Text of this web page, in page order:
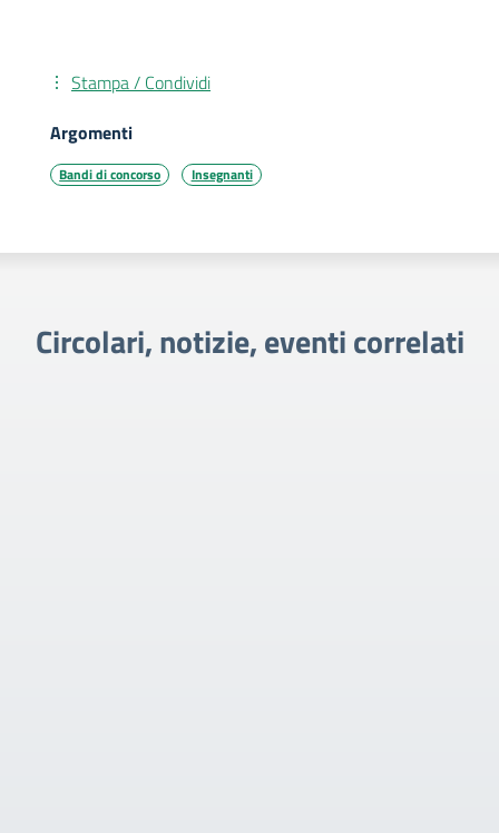
Stampa / Condividi
Argomenti
Bandi di concorso Insegnanti
Circolari, notizie, eventi correlati